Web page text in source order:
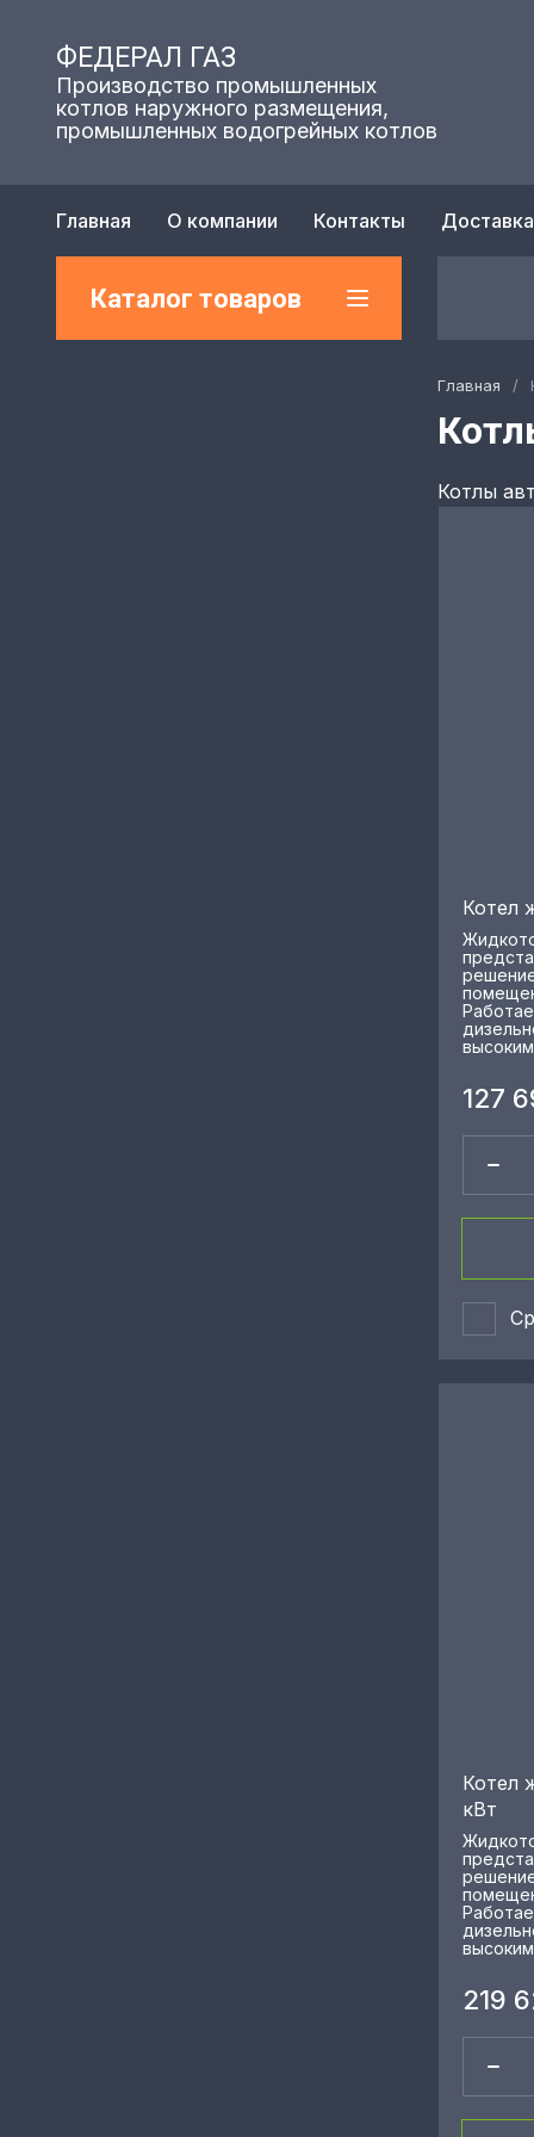
ФЕДЕРАЛ ГАЗ
Производство промышленных
котлов наружного размещения,
промышленных водогрейных котлов
Главная О компании Контакты Доставка
Каталог товаров
Главная /
Котлы
Котел
127
Котел
кВт
219